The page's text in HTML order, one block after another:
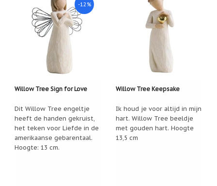
-12%
Willow Tree Sign for Love
Dit Willow Tree engeltje
heeft de handen gekruist,
het teken voor Liefde in de
amerikaanse gebarentaal.
Hoogte: 13 cm.
Willow Tree Keepsake
Ik houd je voor altijd in mijn
hart. Willow Tree beeldje
met gouden hart. Hoogte
13,5 cm